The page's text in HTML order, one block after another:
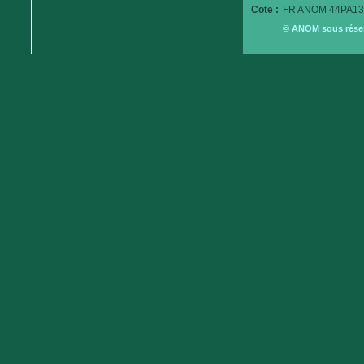
Cote : FR ANOM
© ANOM sous